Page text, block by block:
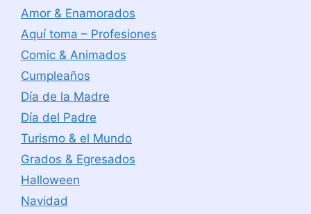
Amor & Enamorados
Aquí toma – Profesiones
Comic & Animados
Cumpleaños
Día de la Madre
Día del Padre
Turismo & el Mundo
Grados & Egresados
Halloween
Navidad